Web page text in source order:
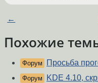
←
Похожие
Форум Просьба
Форум
KDE 4.10,